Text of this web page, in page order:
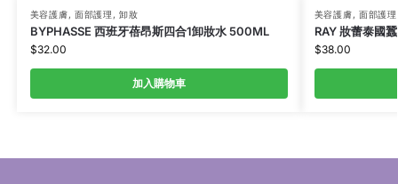
美容護膚, 面部護理 ,卸妝
BYPHASSE 西班牙蓓昂斯四合1卸妝水 500ML
$32.00
加入購物車
美容護膚, 面部護理
RAY 妝蕾泰國
$38.00